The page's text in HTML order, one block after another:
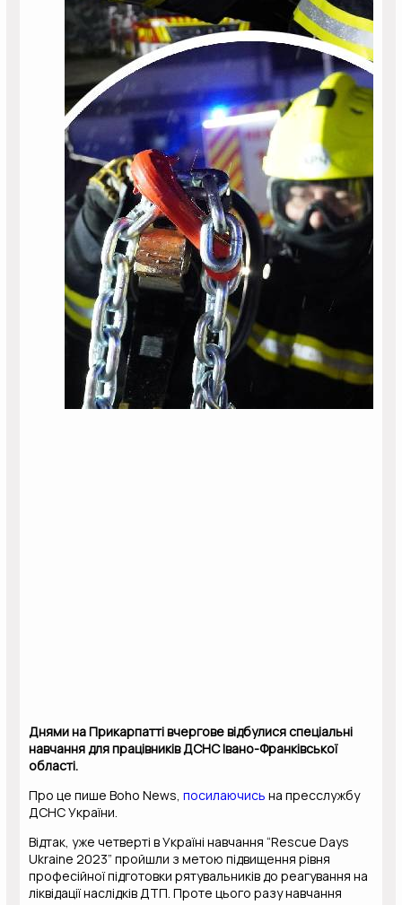
Днями на Прикарпатті вчергове відбулися спеціальні
навчання для працівників ДСНС Івано-Франківської
області.
Про це пише Boho News,посилаючись на пресслужбу
ДСНС України.
Відтак, уже четверті в Україні навчання “Rescue Days
Ukraine 2023” пройшли з метою підвищення рівня
професійної підготовки рятувальників до реагування на
ліквідації наслідків ДТП. Проте цього разу навчання